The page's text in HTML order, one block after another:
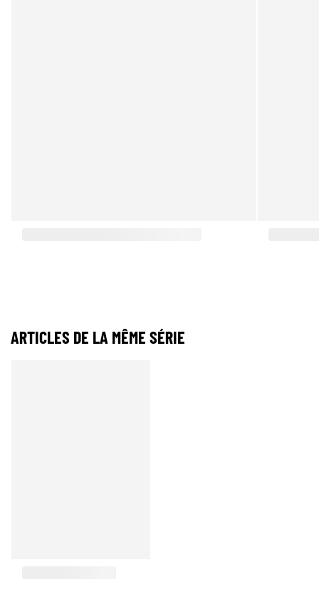
ARTICLES DE LA MÊME SÉRIE